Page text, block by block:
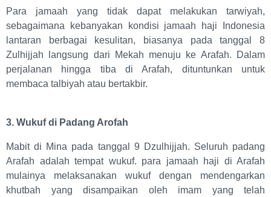
Para jamaah yang tidak dapat melakukan tarwiyah,
sebagaimana kebanyakan kondisi jamaah haji Indonesia
lantaran berbagai kesulitan, biasanya pada tanggal 8
Zulhijjah langsung dari Mekah menuju ke Arafah. Dalam
perjalanan hingga tiba di Arafah, dituntunkan untuk
membaca talbiyah atau bertakbir.
3. Wukuf di Padang Arofah
Mabit di Mina pada tanggal 9 Dzulhijjah. Seluruh padang
Arafah adalah tempat wukuf. para jamaah haji di Arafah
mulainya melaksanakan wukuf dengan mendengarkan
khutbah yang disampaikan oleh imam yang telah